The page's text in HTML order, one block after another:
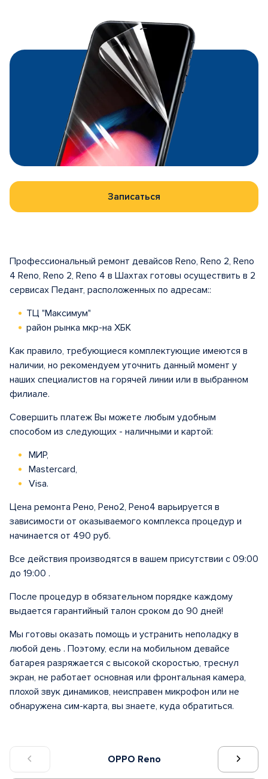
Записаться
OPPO Reno
Профессиональный ремонт девайсов Reno, Reno 2, Reno
4 Reno, Reno 2, Reno 4 в Шахтах готовы осуществить в 2
сервисах Педант, расположенных по адресам::
ТЦ "Максимум"
район рынка мкр-на ХБК
Как правило, требующиеся комплектующие имеются в
наличии, но рекомендуем уточнить данный момент у
наших специалистов на горячей линии или в выбранном
филиале.
Совершить платеж Вы можете любым удобным
способом из следующих - наличными и картой:
МИР,
Mastercard,
Visa.
Цена ремонта Рено, Рено2, Рено4 варьируется в
зависимости от оказываемого комплекса процедур и
начинается от 490 руб.
Все действия производятся в вашем присутствии с 09:00
до 19:00 .
После процедур в обязательном порядке каждому
выдается гарантийный талон сроком до 90 дней!
Мы готовы оказать помощь и устранить неполадку в
любой день . Поэтому, если на мобильном девайсе
батарея разряжается с высокой скоростью, треснул
экран, не работает основная или фронтальная камера,
плохой звук динамиков, неисправен микрофон или не
обнаружена сим-карта, вы знаете, куда обратиться.